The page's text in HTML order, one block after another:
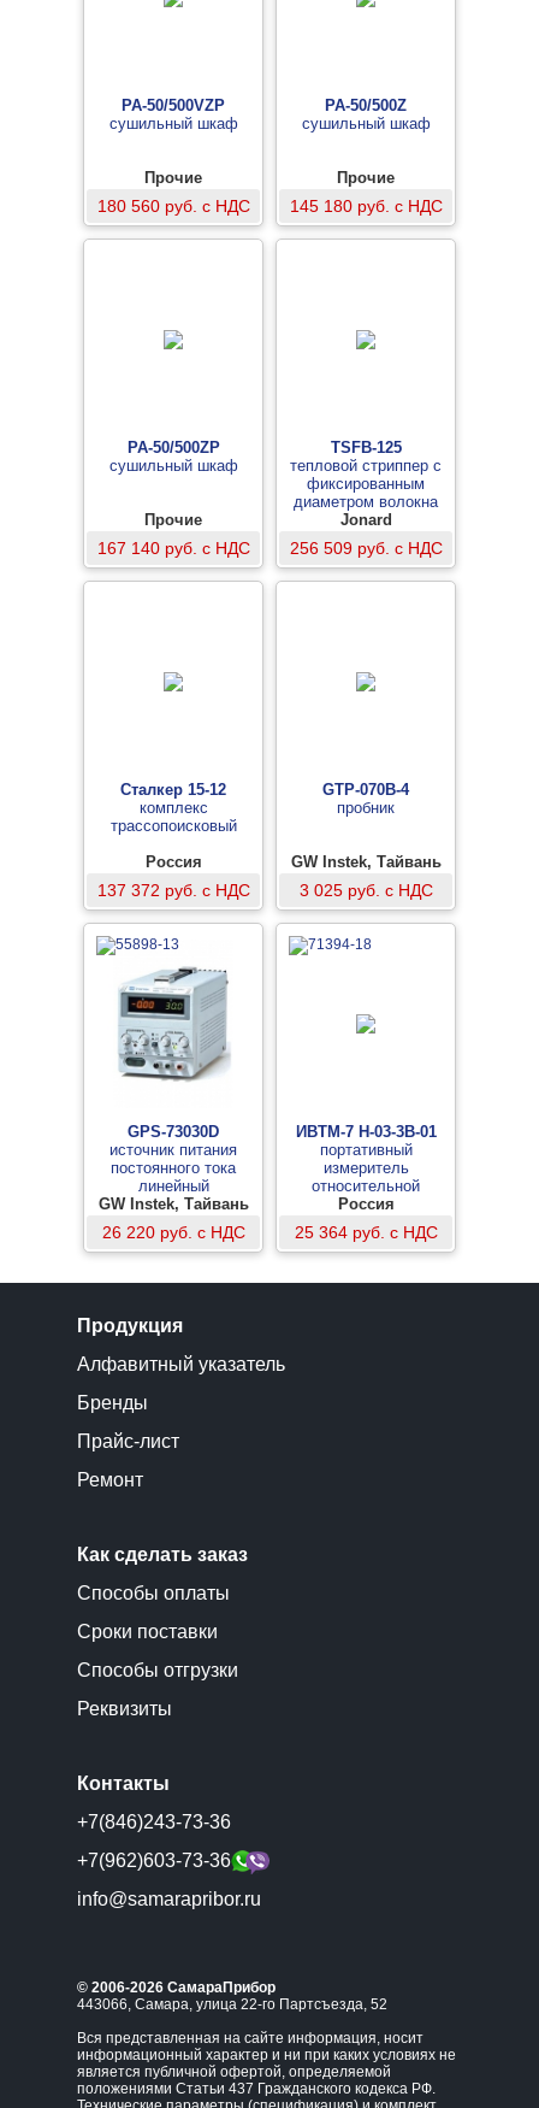
PA-50/500VZP
сушильный шкаф
Прочие
180 560 руб. с НДС
PA-50/500Z
сушильный шкаф
Прочие
145 180 руб. с НДС
PA-50/500ZP
сушильный шкаф
Прочие
167 140 руб. с НДС
TSFB-125
тепловой стриппер с
фиксированным
диаметром волокна
Jonard
256 509 руб. с НДС
Сталкер 15-12
комплекс
трассопоисковый
Россия
137 372 руб. с НДС
GTP-070B-4
пробник
GW Instek, Тайвань
3 025 руб. с НДС
GPS-73030D
источник питания
постоянного тока
линейный
GW Instek, Тайвань
26 220 руб. с НДС
ИВТМ-7 Н-03-3В-01
портативный
измеритель
относительной
влажности и
Россия
25 364 руб. с НДС
Продукция
Алфавитный указатель
Бренды
Прайс-лист
Ремонт
Как сделать заказ
Способы оплаты
Сроки поставки
Способы отгрузки
Реквизиты
Контакты
+7(846)243-73-36
+7(962)603-73-36
info@samarapribor.ru
© 2006-2026 СамараПрибор
443066, Самара, улица 22-го Партсъезда, 52
Вся представленная на сайте информация, носит
информационный характер и ни при каких условиях не
является публичной офертой, определяемой
положениями Статьи 437 Гражданского кодекса РФ.